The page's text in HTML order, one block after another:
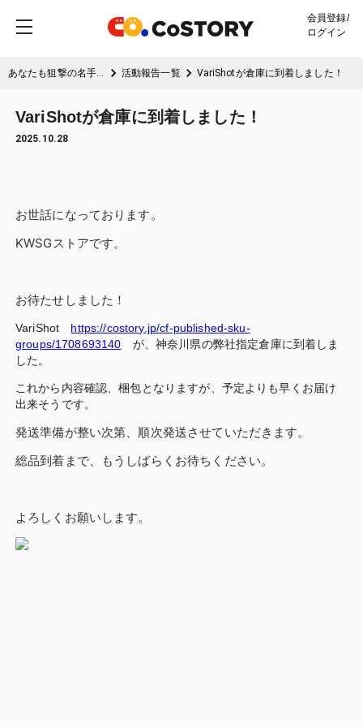
会員登録/
ログイン
あなたも狙撃の名手に!?アメリカ射撃訓練用レーザーでいつでもどこでも本格狙撃 活動報告一覧 VariShotが倉庫に到着しました！
VariShotが倉庫に到着しました！
2025.10.28
お世話になっております。
KWSGストアです。
お待たせしました！
VariShot https://costory.jp/cf-published-sku-
groups/1708693140 が、神奈川県の弊社指定倉庫に到着しま
した。
これから内容確認、梱包となりますが、予定よりも早くお届け
出来そうです。
発送準備が整い次第、順次発送させていただきます。
総品到着まで、もうしばらくお待ちください。
よろしくお願いします。